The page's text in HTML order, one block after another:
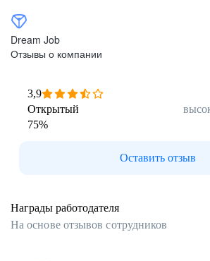
Dream Job
Отзывы о компании
3,9
Открытый
75%
Оставить отзыв
Награды работодателя
На основе отзывов сотрудников